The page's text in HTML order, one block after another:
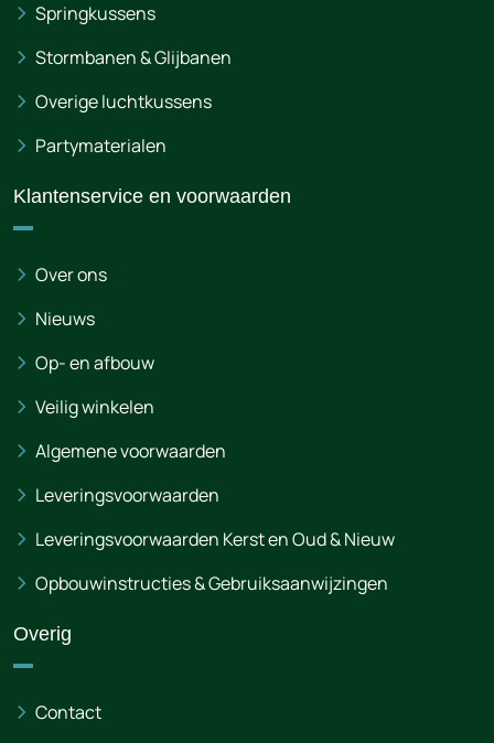
Springkussens
Stormbanen & Glijbanen
Overige luchtkussens
Partymaterialen
Klantenservice en voorwaarden
Over ons
Nieuws
Op- en afbouw
Veilig winkelen
Algemene voorwaarden
Leveringsvoorwaarden
Leveringsvoorwaarden Kerst en Oud & Nieuw
Opbouwinstructies & Gebruiksaanwijzingen
Overig
Contact